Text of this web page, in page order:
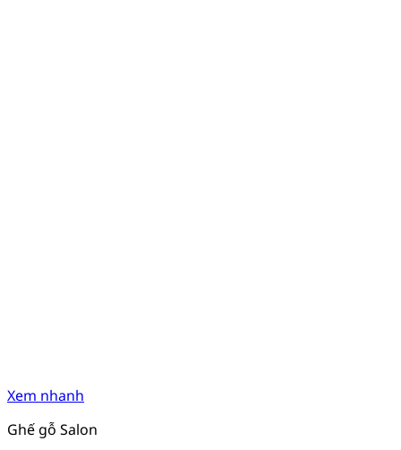
Xem nhanh
Ghế gỗ Salon